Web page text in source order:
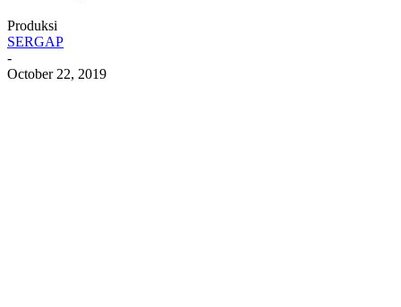
Produksi
SERGAP
-
October 22, 2019